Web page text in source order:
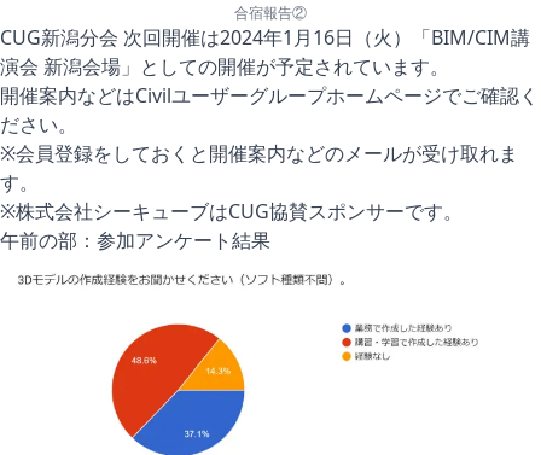
合宿報告②
CUG新潟分会 次回開催は2024年1月16日（火）「BIM/CIM講
演会 新潟会場」としての開催が予定されています。
開催案内などはCivilユーザーグループホームページでご確認く
ださい。
※会員登録をしておくと開催案内などのメールが受け取れま
す。
※株式会社シーキューブはCUG協賛スポンサーです。
午前の部：参加アンケート結果